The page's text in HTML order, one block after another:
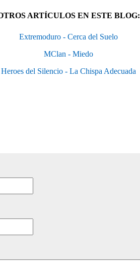
ARTÍCULOS EN ESTE BLOG:
Extremoduro - Cerca del Suelo
MClan - Miedo
Heroes del Silencio - La Chispa Adecuada